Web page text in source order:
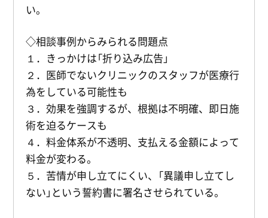
い。
◇相談事例からみられる問題点
１．きっかけは「折り込み広告」
２．医師でないクリニックのスタッフが医療行
為をしている可能性も
３．効果を強調するが、根拠は不明確、即日施
術を迫るケースも
４．料金体系が不透明、支払える金額によって
料金が変わる。
５．苦情が申し立てにくい、「異議申し立てし
ない」という誓約書に署名させられている。